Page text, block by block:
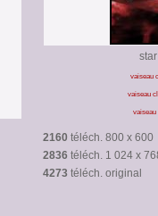
vaiseau
vaiseau
vaiseau
2160 téléch. 800 x 600
2836 téléch. 1 024 x
4273 téléch. original